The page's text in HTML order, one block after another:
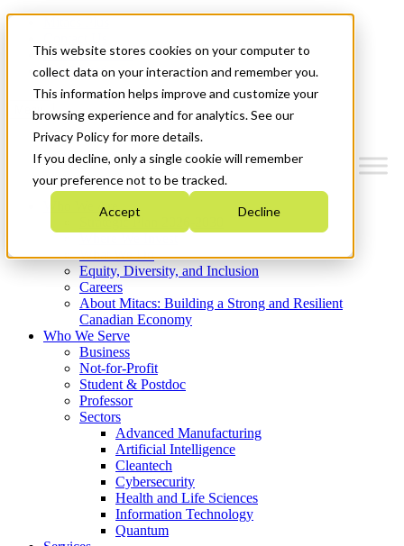
This website stores cookies on your computer to
collect data on your interaction and remember you.
This information helps improve and customize your
browsing experience and for analytics. See our
Privacy Policy for more details.
If you decline, only a single cookie will remember
your preference not to be tracked.
Accept Decline
News & Events
Get Started
Menu
Who We Are
Strategic Plan 2026-2030
What We Do
Equity, Diversity, and Inclusion
Careers
About Mitacs: Building a Strong and Resilient
Canadian Economy
Who We Serve
Business
Not-for-Profit
Student & Postdoc
Professor
Sectors
Advanced Manufacturing
Artificial Intelligence
Cleantech
Cybersecurity
Health and Life Sciences
Information Technology
Quantum